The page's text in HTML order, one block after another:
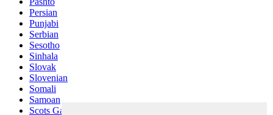
Persian
Punjabi
Serbian
Sesotho
Sinhala
Slovak
Slovenian
Somali
Samoan
Scots Gaelic